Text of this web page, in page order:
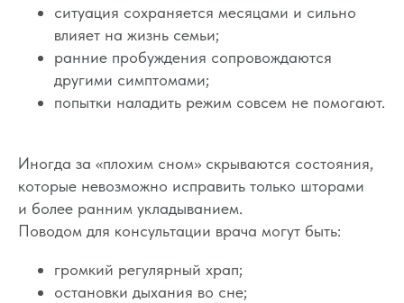
ситуация сохраняется месяцами и сильно
влияет на жизнь семьи;
ранние пробуждения сопровождаются
другими симптомами;
попытки наладить режим совсем не помогают.
Иногда за «плохим сном» скрываются состояния,
которые невозможно исправить только шторами
и более ранним укладыванием.
Поводом для консультации врача могут быть:
громкий регулярный храп;
остановки дыхания во сне;